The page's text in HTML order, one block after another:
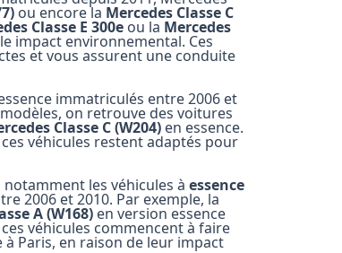
ou encore la Mercedes Classe C
Classe E 300eou la Mercedes
impact environnemental. Ces
et vous assurent une conduite
immatriculés entre 2006 et
on retrouve des voitures
Classe C (W204)en essence.
véhicules restent adaptés pour
les véhicules à essence
2006 et 2010. Par exemple, la
A (W168)en version essence
véhicules commencent à faire
Paris, en raison de leur impact